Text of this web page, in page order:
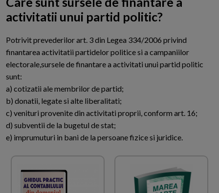
activitatii unui partid politic?
Potrivit prevederilor art. 3 din Legea 334/2006 privind
finantarea activitatii partidelor politice si a campaniilor
electorale,sursele de finantare a activitati unui partid politic
sunt:
a) cotizatii ale membrilor de partid;
b) donatii, legate si alte liberalitati;
c) venituri provenite din activitati proprii, conform art. 16;
d) subventii de la bugetul de stat;
e) imprumuturi in bani de la persoane fizice si juridice.